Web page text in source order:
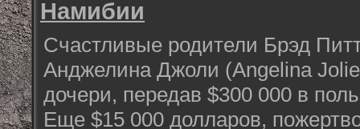
Намибии
Счастливые родители Брэд
Анджелина Джоли (Angelina
дочери, передав $300 000 в
Еще $15 000 долларов,